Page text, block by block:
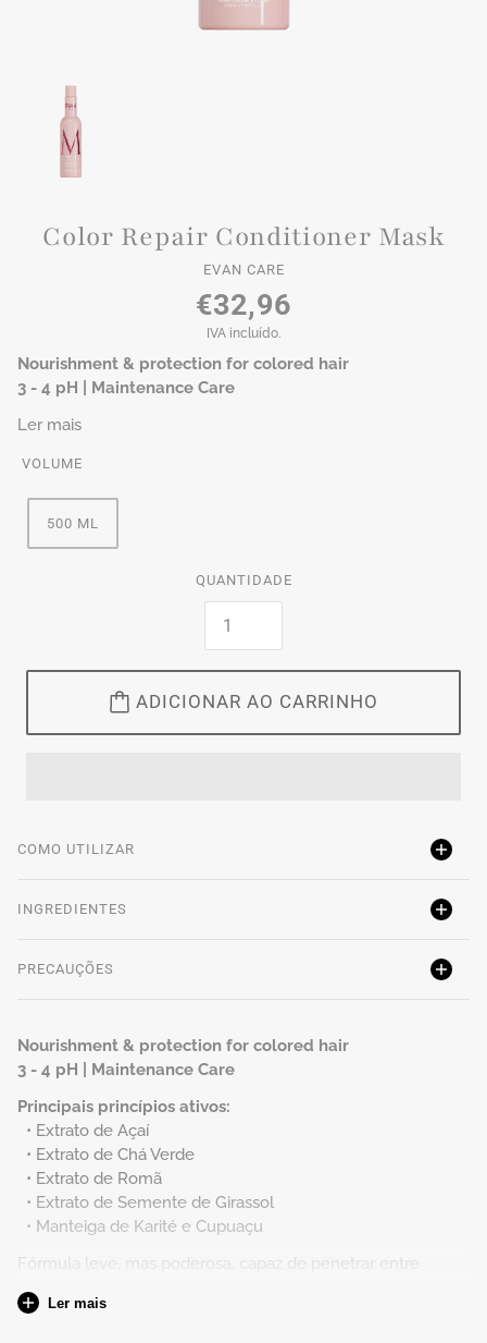
Nourishment & protection for colored hair
3 - 4 pH | Maintenance Care
Principais princípios ativos:
• Extrato de Açaí
• Extrato de Chá Verde
• Extrato de Romã
• Extrato de Semente de Girassol
• Manteiga de Karité e Cupuaçu
Fórmula leve, mas poderosa, capaz de penetrar entre
cutículas para reduzir a porosidade e nutrir a partir do
interior, proporcionando um cabelo mais saudável e uma
Ler mais
Color Repair Conditioner Mask
EVAN CARE
€32,96
IVA incluído.
Nourishment & protection for colored hair
3 - 4 pH | Maintenance Care
Ler mais
VOLUME
500 ML
QUANTIDADE
ADICIONAR AO CARRINHO
COMO UTILIZAR
INGREDIENTES
PRECAUÇÕES